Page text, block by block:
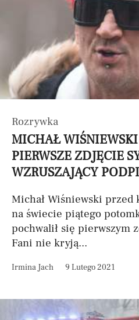
Rozrywka
MICHAŁ
PIERWSZE ZDJĘCIE
WZRUSZAJĄCY
Michał Wiśniewski przed
na świecie piątego
pochwalił się pierwszym
Fani nie kryją...
Irmina Jach 9 Lutego 2021